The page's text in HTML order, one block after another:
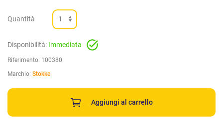
Quantità
Disponibilità: Immediata
Riferimento: 100380
Marchio: Stokke
Aggiungi al carrello